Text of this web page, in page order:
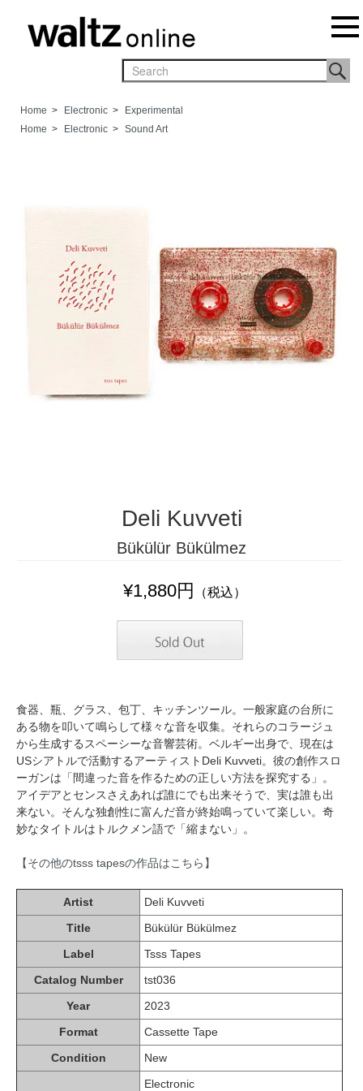
Home > Electronic >
Experimental
Home > Electronic > Sound Art
Deli Kuvveti
Bükülür Bükülmez
¥1,880円 （税込）
食器、瓶、グラス、包丁、キッチンツール。一般家庭の台所に
ある物を叩いて鳴らして様々な音を収集。それらのコラージュ
から生成するスペーシーな音響芸術。ベルギー出身で、現在は
USシアトルで活動するアーティストDeli Kuvveti。彼の創作スロ
ーガンは「間違った音を作るための正しい方法を探究する」。
アイデアとセンスさえあれば誰にでも出来そうで、実は誰も出
来ない。そんな独創性に富んだ音が終始鳴っていて楽しい。奇
妙なタイトルはトルクメン語で「縮まない」。
【その他のtsss tapesの作品はこちら】
Artist
Deli Kuvveti
Title
Bükülür Bükülmez
Label
Tsss Tapes
Catalog Number
tst036
Year
2023
Format
Cassette Tape
Condition
New
Electronic